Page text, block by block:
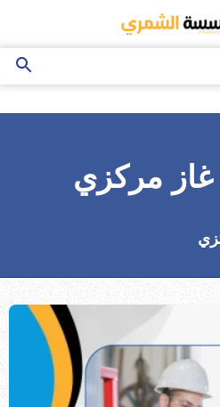
بحث
غاز مركزي